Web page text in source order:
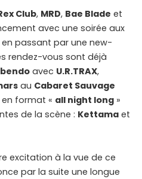
Club, MRD, Bae Blade et
avec une soirée aux
passant par une new-
rendez-vous sont déjà
avec U.R.TRAX,
au Cabaret Sauvage
en format « all night long »
de la scène : Kettama et
excitation à la vue de ce
par la suite une longue